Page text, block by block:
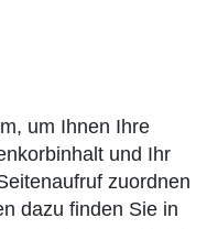
um Ihnen Ihre
und Ihr
zuordnen
dazu finden Sie in